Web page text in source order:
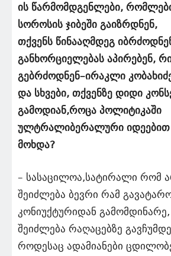
ის წარმომდგენლები,
სოროსის ჯიბეში გაიზრდნენ,
თქვენს წინააღმდეგ
განხორციელებას აპირებენ,
გებრძოდნენ–ირაკლი
და სხვები, თქვენზე დიდი
გამოდიან,როცა პოლიტიკაში
ულტრალიბერალური იდეებით
მოხდა?
– სასაცილოა,სატირალი რომ
შეიძლება ბევრი რამ
კონიუქტურიდან გამომდინარე,
შეიძლება რაღაცებზე
როდესაც ადამიანები